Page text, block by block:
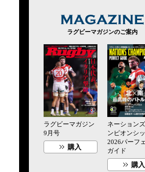
ラグビーマガジンのご案内
ラグビーマガジン
9月号
購入
ネーション
ンピオンシ
2026パーフ
ガイド
購入